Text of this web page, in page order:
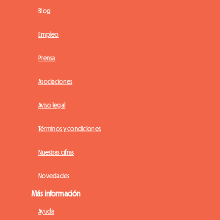
Blog
Empleo
Prensa
Asociaciones
Aviso legal
Términos y condiciones
Nuestras cifras
Novedades
Más información
Ayuda